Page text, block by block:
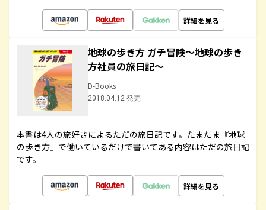
詳細を見る
地球の歩き方 ガチ冒険～地球の歩き
方社員の旅日記～
D-Books
2018.04.12 発売
本書は4人の旅好きによるただの旅日記です。たまたま『地球
の歩き方』で働いているだけで書いてある内容はただの旅日記
です。
詳細を見る